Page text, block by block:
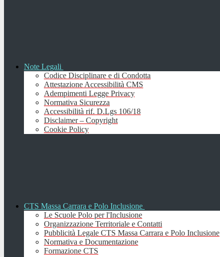
Note Legali
Codice Disciplinare e di Condotta
Attestazione Accessibilità CMS
Adempimenti Legge Privacy
Normativa Sicurezza
Accessibilità rif. D.Lgs 106/18
Disclaimer – Copyright
Cookie Policy
CTS Massa Carrara e Polo Inclusione
Le Scuole Polo per l'Inclusione
Organizzazione Territoriale e Contatti
Pubblicità Legale CTS Massa Carrara e Polo Inclusione
Normativa e Documentazione
Formazione CTS